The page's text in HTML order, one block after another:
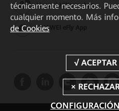
Huawei HiKnow App
HUAWEI eFly App
técnicamente necesarios.
cualquier momento. Más
de Cookies